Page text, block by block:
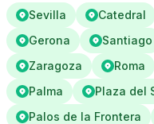
Sevilla Catedral
Gerona
Santiago
Zaragoza
Roma
Palma
Plaza del
Palos de la Frontera